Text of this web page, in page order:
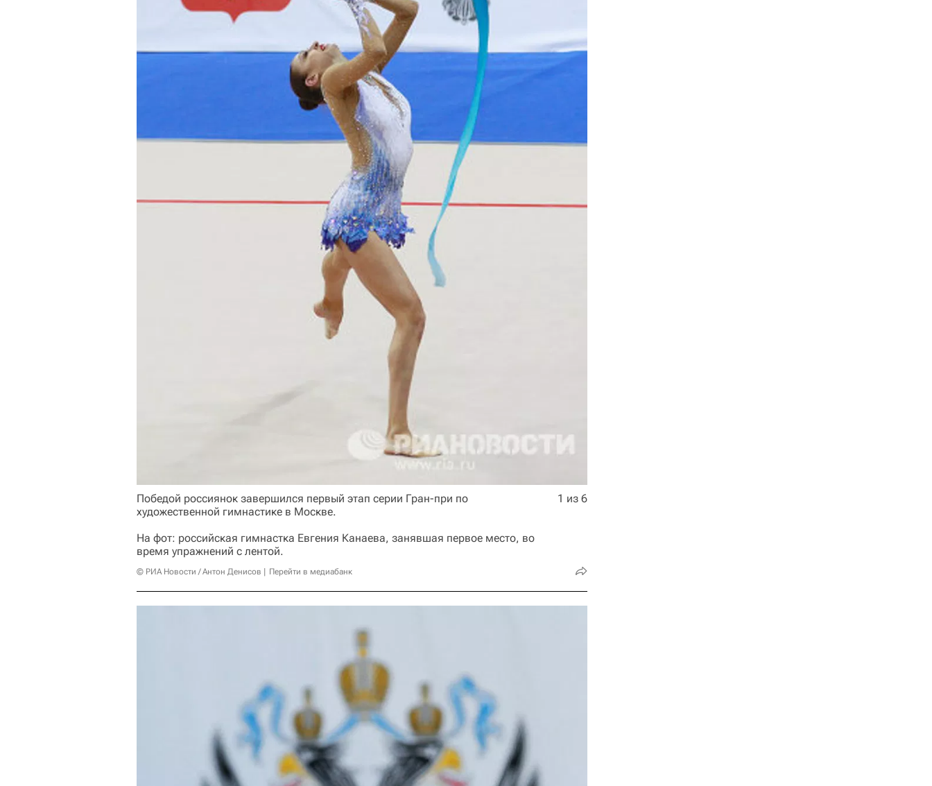
Победой россиянок завершился первый этап серии Гран-при по
художественной гимнастике в Москве.
На фот: российская гимнастка Евгения Канаева, занявшая первое место, во
время упражнений с лентой.
© РИА Новости / Антон Денисов Перейти в медиабанк
1 из 6